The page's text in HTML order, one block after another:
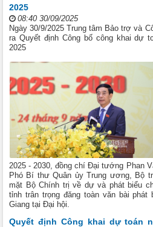
2025
08:40 30/09/2025
Ngày 30/9/2025 Trung tâm Bảo trợ và
ra Quyết định Công bố công khai dự
2025
2025 - 2030, đồng chí Đại tướng Phan
Phó Bí thư Quân ủy Trung ương, Bộ
mặt Bộ Chính trị về dự và phát biểu
tỉnh trân trọng đăng toàn văn bài
Giang tại Đại hội.
Quyết định Công khai dự toán